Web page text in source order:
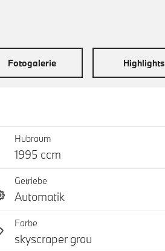
Fotogalerie Highlights
Hubraum
1995 ccm
Getriebe
Automatik
Farbe
skyscraper grau